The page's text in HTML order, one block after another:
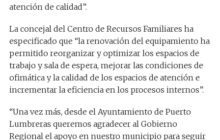
atención de calidad”.
La concejal del Centro de Recursos Familiares ha
especificado que “la renovación del equipamiento ha
permitido reorganizar y optimizar los espacios de
trabajo y sala de espera, mejorar las condiciones de
ofimática y la calidad de los espacios de atención e
incrementar la eficiencia en los procesos internos”.
“Una vez más, desde el Ayuntamiento de Puerto
Lumbreras queremos agradecer al Gobierno
Regional el apoyo en nuestro municipio para seguir